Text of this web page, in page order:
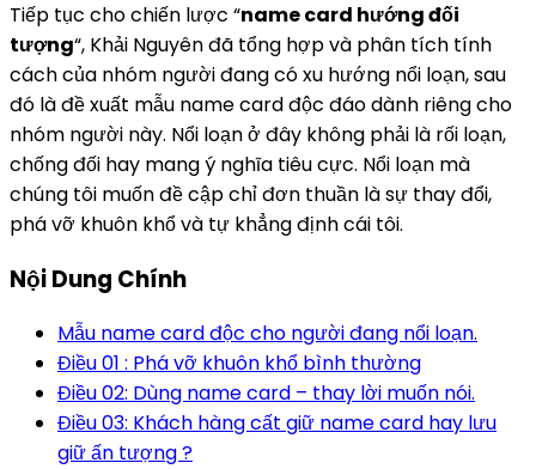
Tiếp tục cho chiến lược “name card hướng đối
tượng“, Khải Nguyên đã tổng hợp và phân tích tính
cách của nhóm người đang có xu hướng nổi loạn, sau
đó là đề xuất mẫu name card độc đáo dành riêng cho
nhóm người này. Nổi loạn ở đây không phải là rối loạn,
chống đối hay mang ý nghĩa tiêu cực. Nổi loạn mà
chúng tôi muốn đề cập chỉ đơn thuần là sự thay đổi,
phá vỡ khuôn khổ và tự khẳng định cái tôi.
Nội Dung Chính
Mẫu name card độc cho người đang nổi loạn.
Điều 01 : Phá vỡ khuôn khổ bình thường
Điều 02: Dùng name card – thay lời muốn nói.
Điều 03: Khách hàng cất giữ name card hay lưu
giữ ấn tượng ?